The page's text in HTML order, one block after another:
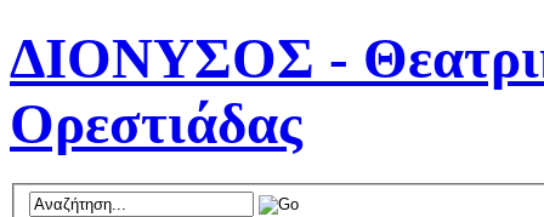
ΔΙΟΝΥΣΟΣ -
Ορεστιάδας